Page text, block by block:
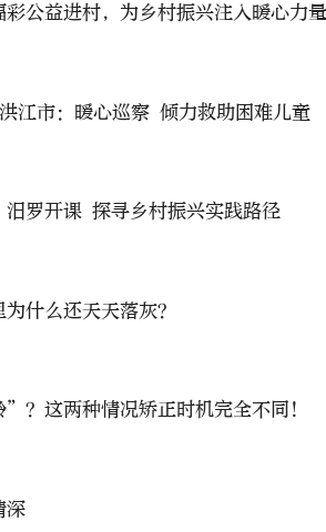
公益进村，为乡村振兴注入暖心力量
办好中央巡视办联系点 | 洪江市：暖心巡察 倾力救助困难儿童
罗开课 探寻乡村振兴实践路径
什么还天天落灰？
？这两种情况矫正时机完全不同！